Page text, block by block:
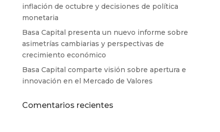
inflación de octubre y decisiones de política
monetaria
Basa Capital presenta un nuevo informe sobre
asimetrías cambiarias y perspectivas de
crecimiento económico
Basa Capital comparte visión sobre apertura e
innovación en el Mercado de Valores
Comentarios recientes